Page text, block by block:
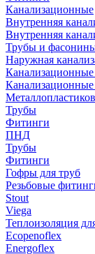
Канализационные
Внутренняя
Внутренняя
Трубы и
Наружная
Трубы
Фитинги
ПНД
Трубы
Фитинги
Гофры для труб
Резьбовые
Stout
Viega
Теплоизоляция
Ecopenoflex
Energoflex